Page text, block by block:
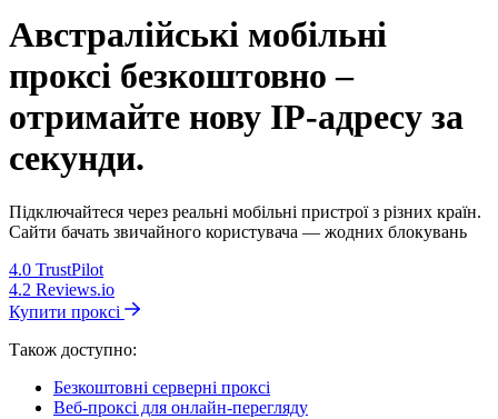
Австралійські мобільні
проксі безкоштовно –
отримайте нову IP-адресу за
секунди.
Підключайтеся через реальні мобільні пристрої з різних країн.
Сайти бачать звичайного користувача — жодних блокувань
4.0 TrustPilot
4.2 Reviews.io
Купити проксі
Також доступно:
Безкоштовні серверні проксі
Веб-проксі для онлайн-перегляду